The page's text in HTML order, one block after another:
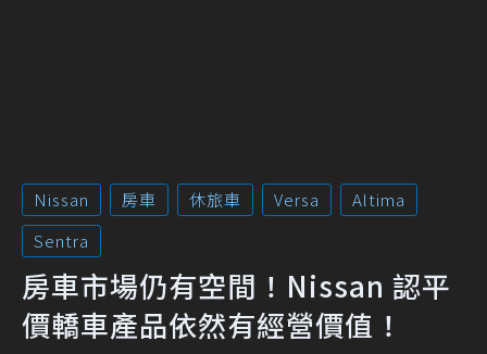
Nissan 房車 休旅車 Versa
Altima
Sentra
房車市場仍有空間！Nissan 認平
價轎車產品依然有經營價值！